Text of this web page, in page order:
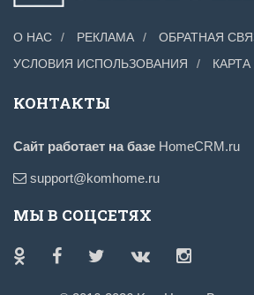
О НАС РЕКЛАМА
ОБРАТНАЯ
УСЛОВИЯ ИСПОЛЬЗОВАНИЯ
КОНТАКТЫ
Сайт работает на базе HomeCRM.ru
support@komhome.ru
МЫ В СОЦСЕТЯХ